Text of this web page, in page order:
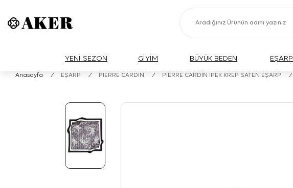
YENİ SEZON GİYİM BÜYÜK BEDEN EŞARP
Anasayfa / EŞARP / PIERRE CARDIN / PİERRE CARDİN İPEK KREP SATEN EŞARP /